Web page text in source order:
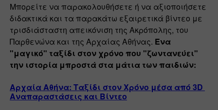
Μπορείτε να παρακολουθήσετε ή να αξιοποιήσετε
διδακτικά και τα παρακάτω εξαιρετικά βίντεο με
τρισδιάσταστη απεικόνιση της Ακρόπολης, του
Παρθενώνα και της Αρχαίας Αθήνας. Ένα
"μαγικό" ταξίδι στον χρόνο που "ζωντανεύει"
την ιστορία μπροστά στα μάτια των παιδιών:
Αρχαία Αθήνα: Ταξίδι στον Χρόνο μέσα από 3D
Αναπαραστάσεις και Βίντεο